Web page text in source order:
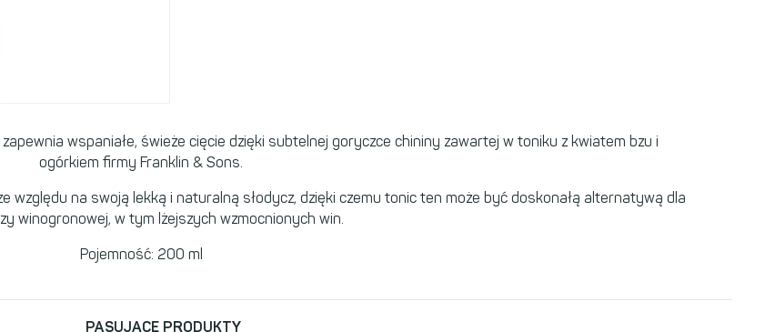
wspaniałe, świeże cięcie dzięki subtelnej goryczce chininy zawartej w toniku z kwiatem bzu i
ogórkiem firmy Franklin & Sons.
na swoją lekką i naturalną słodycz, dzięki czemu tonic ten może być doskonałą alternatywą dla
winogronowej, w tym lżejszych wzmocnionych win.
Pojemność: 200 ml
PASUJĄCE PRODUKTY